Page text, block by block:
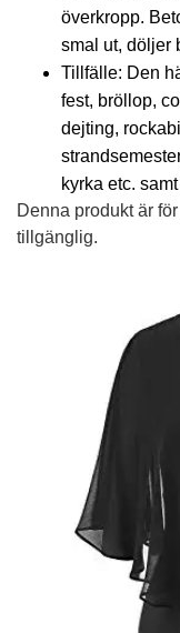
överkropp.
smal ut, döljer
Tillfälle: Den
fest, bröllop,
dejting,
kyrka etc.
Denna produkt är
tillgänglig.